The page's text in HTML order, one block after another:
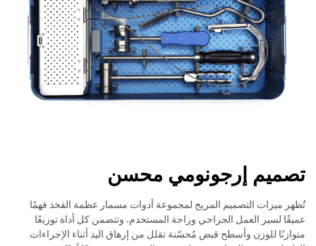
تصميم إرجونومي محسن
تُظهر ميزات التصميم المريح لمجموعة أدوات مسمار عظمة الفخذ فهمًا
عميقًا لسير العمل الجراحي وراحة المستخدم. وتتضمن كل أداة توزيعًا
متوازنًا للوزن وأسطح قبض مُحسّنة تقلل من إرهاق اليد أثناء الإجراءات